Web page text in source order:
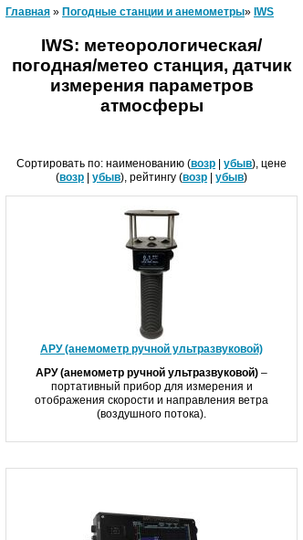
Главная » Погодные станции и анемометры» IWS
IWS: метеорологическая/
погодная/метео станция, датчик
измерения параметров
атмосферы
Сортировать по: наименованию (возр убыв), цене
(возр убыв), рейтингу (возр убыв)
АРУ (анемометр ручной ультразвуковой)
АРУ (анемометр ручной ультразвуковой) –
портативный прибор для измерения и
отображения скорости и направления ветра
(воздушного потока).